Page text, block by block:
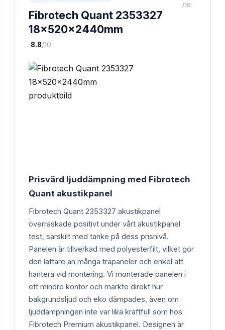
Fibrotech Quant 2353327
18x520x2440mm
·8.8/10
/10
Prisvärd ljuddämpning med Fibrotech
Quant akustikpanel
Fibrotech Quant 2353327 akustikpanel
överraskade positivt under vårt akustikpanel
test, särskilt med tanke på dess prisnivå.
Panelen är tillverkad med polyesterfilt, vilket gör
den lättare än många träpaneler och enkel att
hantera vid montering. Vi monterade panelen i
ett mindre kontor och märkte direkt hur
bakgrundsljud och eko dämpades, även om
ljuddämpningen inte var lika kraftfull som hos
Fibrotech Premium akustikpanel. Designen är